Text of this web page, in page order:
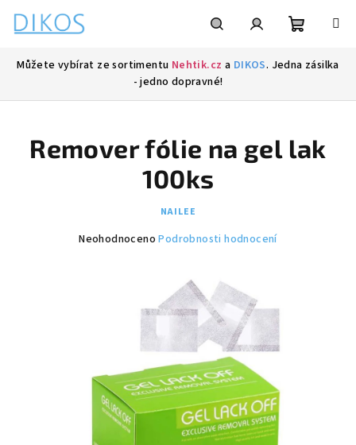
obsah
Můžete vybírat ze sortimentu Nehtik.cz a DIKOS. Jedna zásilka
- jedno dopravné!
Remover fólie na gel lak
100ks
NAILEE
Průměrné
Neohodnoceno Podrobnosti hodnocení